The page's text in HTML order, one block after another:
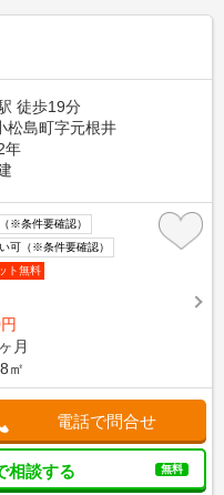
徒歩19分
松島町字元根井
年
※条件要確認）
可（※条件要確認）
ト無料
月
㎡
電話で問合せ
相談する 無料